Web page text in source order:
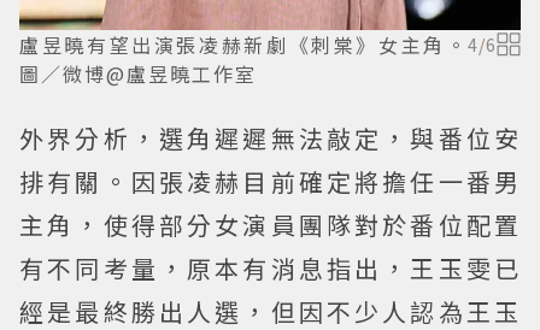
盧昱曉有望出演張凌赫新劇《刺棠》女主角。
圖／微博@盧昱曉工作室
4/6
外界分析，選角遲遲無法敲定，與番位安
排有關。因張凌赫目前確定將擔任一番男
主角，使得部分女演員團隊對於番位配置
有不同考量，原本有消息指出，王玉雯已
經是最終勝出人選，但因不少人認為王玉